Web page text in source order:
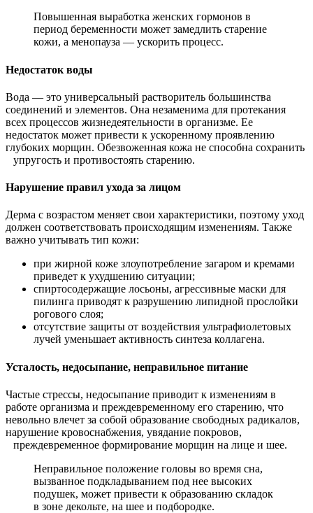
Повышенная выработка женских гормонов в
период беременности может замедлить старение
кожи, а менопауза — ускорить процесс.
Недостаток воды
Вода — это универсальный растворитель большинства
соединений и элементов. Она незаменима для протекания
всех процессов жизнедеятельности в организме. Ее
недостаток может привести к ускоренному проявлению
глубоких морщин. Обезвоженная кожа не способна сохранить
упругость и противостоять старению.
Нарушение правил ухода за лицом
Дерма с возрастом меняет свои характеристики, поэтому уход
должен соответствовать происходящим изменениям. Также
важно учитывать тип кожи:
при жирной коже злоупотребление загаром и кремами
приведет к ухудшению ситуации;
спиртосодержащие лосьоны, агрессивные маски для
пилинга приводят к разрушению липидной прослойки
рогового слоя;
отсутствие защиты от воздействия ультрафиолетовых
лучей уменьшает активность синтеза коллагена.
Усталость, недосыпание, неправильное питание
Частые стрессы, недосыпание приводит к изменениям в
работе организма и преждевременному его старению, что
невольно влечет за собой образование свободных радикалов,
нарушение кровоснабжения, увядание покровов,
преждевременное формирование морщин на лице и шее.
Неправильное положение головы во время сна,
вызванное подкладыванием под нее высоких
подушек, может привести к образованию складок
в зоне декольте, на шее и подбородке.